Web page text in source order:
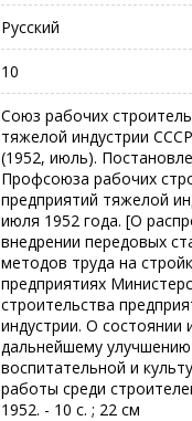
Русский
10
Союз рабочих
тяжелой индустрии
(1952, июль).
Профсоюза рабочих
предприятий тяжелой
июля 1952 года. [О
внедрении передовых
методов труда на
предприятиях
строительства
индустрии. О состоянии
дальнейшему
воспитательной и
работы среди
1952. - 10 с. ; 22 см